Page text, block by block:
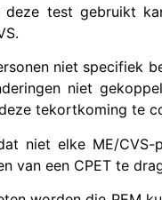
deze test gebruikt
niet specifiek
niet
tekortkoming te
niet elke ME/
van een CPET te